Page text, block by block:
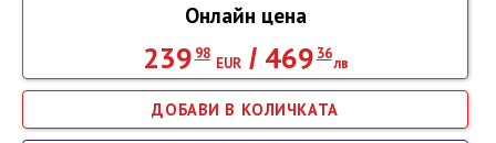
Онлайн цена
239 98
EUR/ 469 36
лв